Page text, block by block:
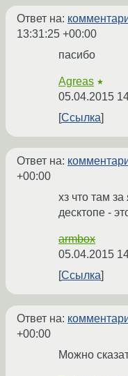
Ответ на:
13:31:25 +00:00
пасибо
Agreas ★
05.04.2015
Ссылка
Ответ на:
+00:00
хз что там
десктопе -
armbox
05.04.2015
Ссылка
Ответ на:
+00:00
Можно